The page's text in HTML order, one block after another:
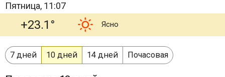
Пятница, 11:07
+23.1° Ясно
7 дней 10 дней 14 дней Почасовая